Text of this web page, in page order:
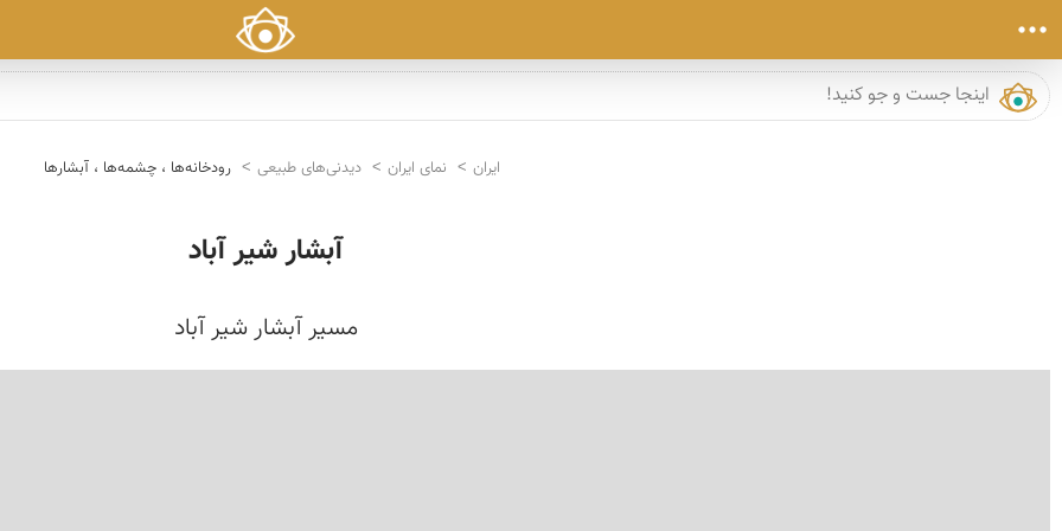
ایران نمای ایران دیدنی‌های طبیعی رودخانه‌ها ، چشمه‌ها ، آبشارها
آبشار شیر آباد
مسیر آبشار شیر آباد